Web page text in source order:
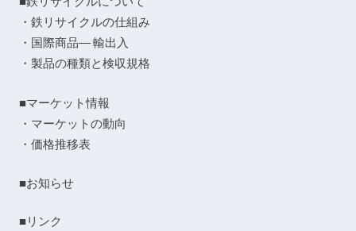
・鉄リサイクルの仕組み
・国際商品― 輸出入
・製品の種類と検収規格
■マーケット情報
・マーケットの動向
・価格推移表
■お知らせ
■リンク